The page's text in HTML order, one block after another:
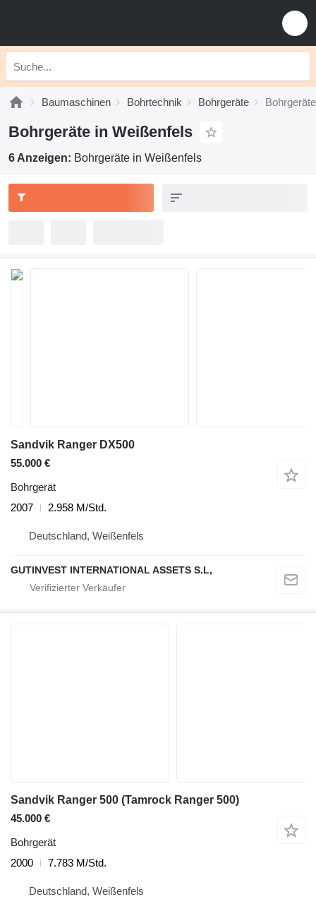
Baumaschinen Bohrtechnik Bohrgeräte
Bohrgeräte in Weißenfels
6 Anzeigen: Bohrgeräte in Weißenfels
Sandvik Ranger DX500
55.000 €
Bohrgerät
2007
2.958 M/Std.
Deutschland, Weißenfels
GUTINVEST INTERNATIONAL ASSETS S.L,
Sandvik Ranger 500 (Tamrock Ranger 500)
45.000 €
Bohrgerät
2000
7.783 M/Std.
Deutschland, Weißenfels